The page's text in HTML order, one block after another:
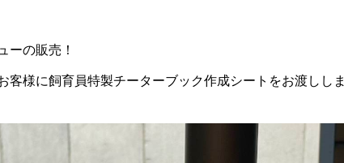
ーの販売！
客様に飼育員特製チーターブック作成シートをお渡ししま